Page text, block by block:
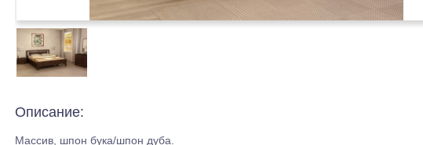
Описание:
Массив, шпон бука/шпон дуба.